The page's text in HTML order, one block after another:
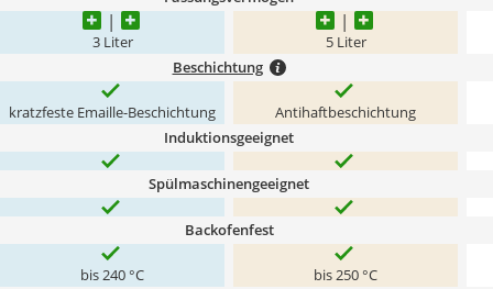
3 Liter 5 Liter
Beschichtung
kratzfeste Emaille-Beschichtung Antihaftbeschichtung
Induktionsgeeignet
Spülmaschinengeeignet
Backofenfest
bis 240 °C bis 250 °C